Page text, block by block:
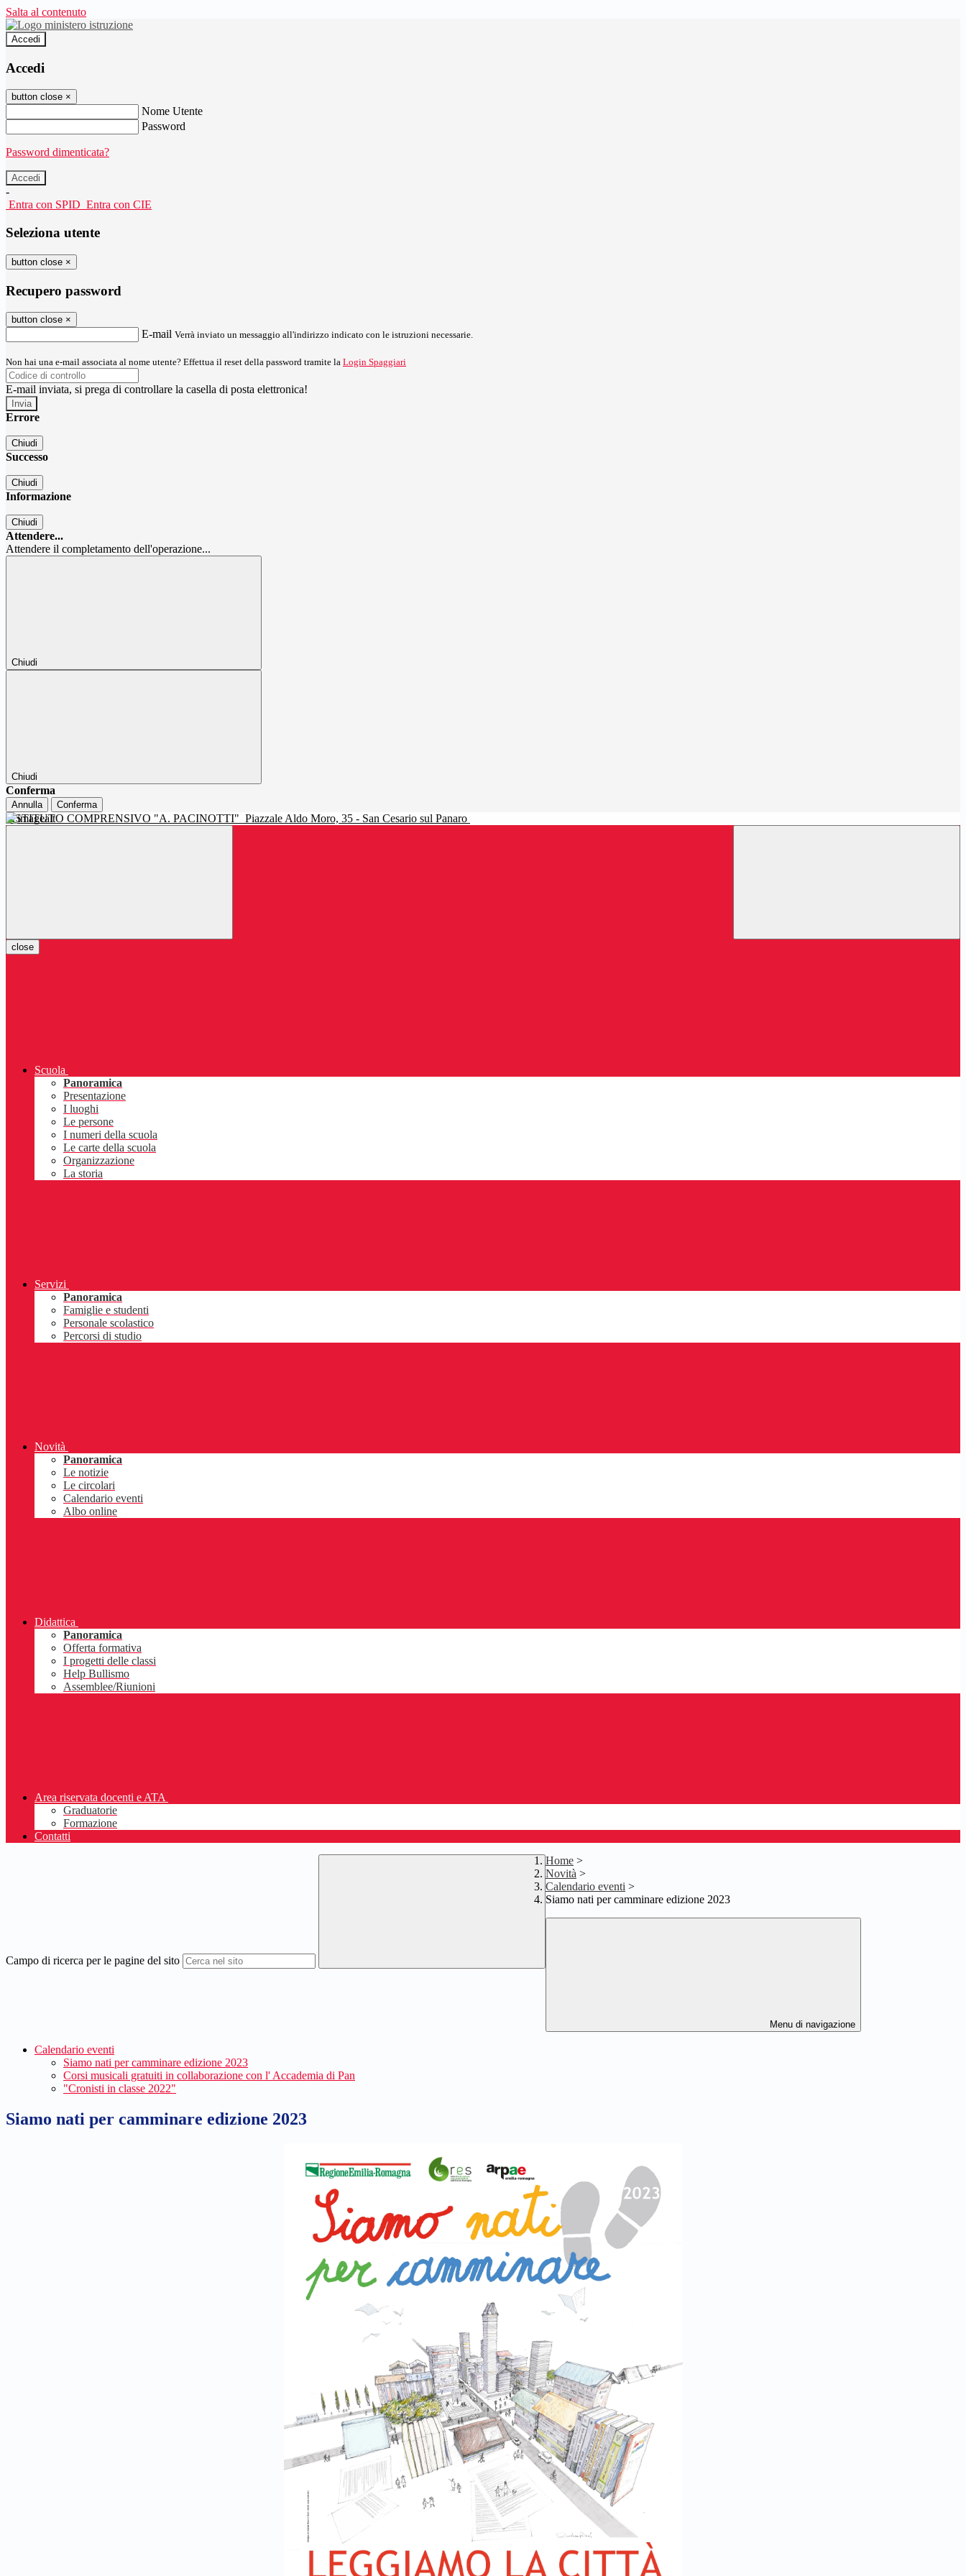
Salta al contenuto
Accedi
Accedi
button close ×
Nome Utente
Password
Password dimenticata?
-
Entra con SPID Entra con CIE
Seleziona utente
button close ×
Recupero password
button close ×
E-mail Verrà inviato un messaggio all'indirizzo indicato con le istruzioni necessarie.
Non hai una e-mail associata al nome utente? Effettua il reset della password tramite la Login Spaggiari
E-mail inviata, si prega di controllare la casella di posta elettronica!
Errore
Chiudi
Successo
Chiudi
Informazione
Chiudi
Attendere...
Attendere il completamento dell'operazione...
Chiudi
Chiudi
Conferma
Annulla Conferma
ISTITUTO COMPRENSIVO "A. PACINOTTI" Piazzale Aldo Moro, 35 - San Cesario sul Panaro
close
Scuola
Panoramica
Presentazione
I luoghi
Le persone
I numeri della scuola
Le carte della scuola
Organizzazione
La storia
Servizi
Panoramica
Famiglie e studenti
Personale scolastico
Percorsi di studio
Novità
Panoramica
Le notizie
Le circolari
Calendario eventi
Albo online
Didattica
Panoramica
Offerta formativa
I progetti delle classi
Help Bullismo
Assemblee/Riunioni
Area riservata docenti e ATA
Graduatorie
Formazione
Contatti
Campo di ricerca per le pagine del sito
Home >
Novità >
Calendario eventi >
Siamo nati per camminare edizione 2023
Menu di navigazione
Calendario eventi
Siamo nati per camminare edizione 2023
Corsi musicali gratuiti in collaborazione con l' Accademia di Pan
"Cronisti in classe 2022"
Siamo nati per camminare edizione 2023